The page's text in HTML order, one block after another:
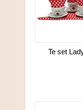
Te set